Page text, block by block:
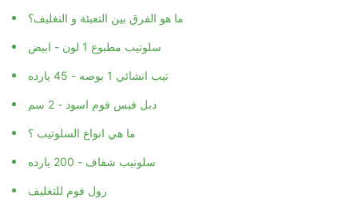
ما هو الفرق بين التعبئة و التغليف؟
سلوتيب مطبوع 1 لون - ابيض
تيب انشائي 1 بوصه - 45 يارده
دبل فيس فوم اسود - 2 سم
ما هي انواع السلوتيب ؟
سلوتيب شفاف - 200 يارده
رول فوم للتغليف